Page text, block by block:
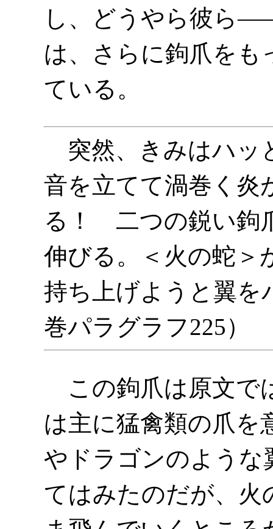
し、どうやら彼ら
は、さらに鉤爪を
ている。
突然、きみはハッ
音を立てて渦巻く炎
る！ 二つの鋭い鉤
伸びる。＜火の蛇＞
持ち上げようと翼を
巻パラグラフ225）
この鉤爪は原文で
は主に猛禽類の爪を
やドラゴンのような
てはみたのだが、火